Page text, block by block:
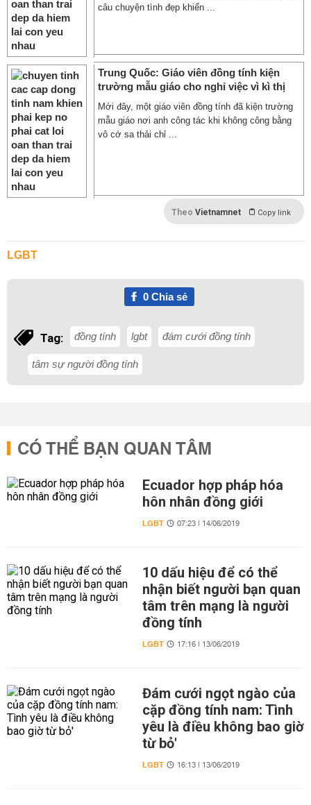
câu chuyện tình đẹp khiến ...
Trung Quốc: Giáo viên đồng tính kiện
trường mẫu giáo cho nghỉ việc vì kì thị
Mới đây, một giáo viên đồng tính đã kiện trường
mẫu giáo nơi anh công tác khi không công bằng
vô cớ sa thải chỉ ...
Theo Vietnamnet Copy link
LGBT
0Chia sẻ
Tag: đồng tính lgbt đám cưới đồng tính
tâm sự người đồng tính
CÓ THỂ BẠN QUAN TÂM
Ecuador hợp pháp hóa
hôn nhân đồng giới
LGBT 07:23 | 14/06/2019
10 dấu hiệu để có thể
nhận biết người bạn quan
tâm trên mạng là người
đồng tính
LGBT 17:16 | 13/06/2019
Đám cưới ngọt ngào của
cặp đồng tính nam: Tình
yêu là điều không bao giờ
từ bỏ'
LGBT 16:13 | 13/06/2019